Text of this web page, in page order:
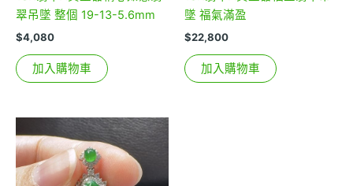
翠吊墜 整個 19-13-5.6mm
$4,080
加入購物車
墜 福氣滿盈
$22,800
加入購物車